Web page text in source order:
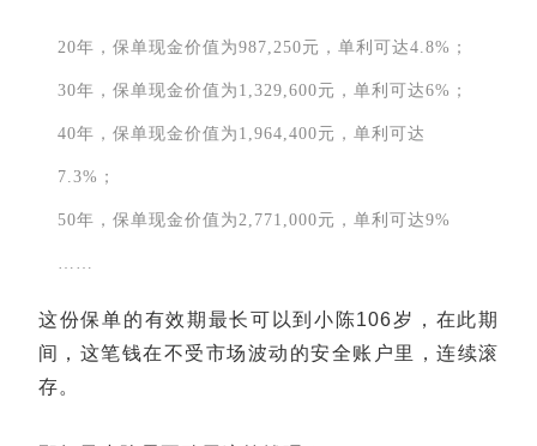
20年，保单现金价值为987,250元，单利可达4.8%；
30年，保单现金价值为1,329,600元，单利可达6%；
40年，保单现金价值为1,964,400元，单利可达
7.3%；
50年，保单现金价值为2,771,000元，单利可达9%
……
这份保单的有效期最长可以到小陈106岁，在此期
间，这笔钱在不受市场波动的安全账户里，连续滚
存。